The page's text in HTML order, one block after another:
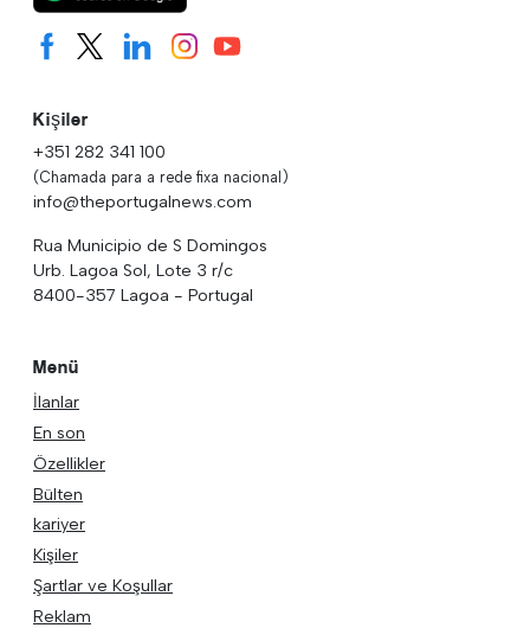
Kişiler
+351 282 341 100
(Chamada para a rede fixa nacional)
info@theportugalnews.com
Rua Municipio de S Domingos
Urb. Lagoa Sol, Lote 3 r/c
8400-357 Lagoa - Portugal
Menü
İlanlar
En son
Özellikler
Bülten
kariyer
Kişiler
Şartlar ve Koşullar
Reklam